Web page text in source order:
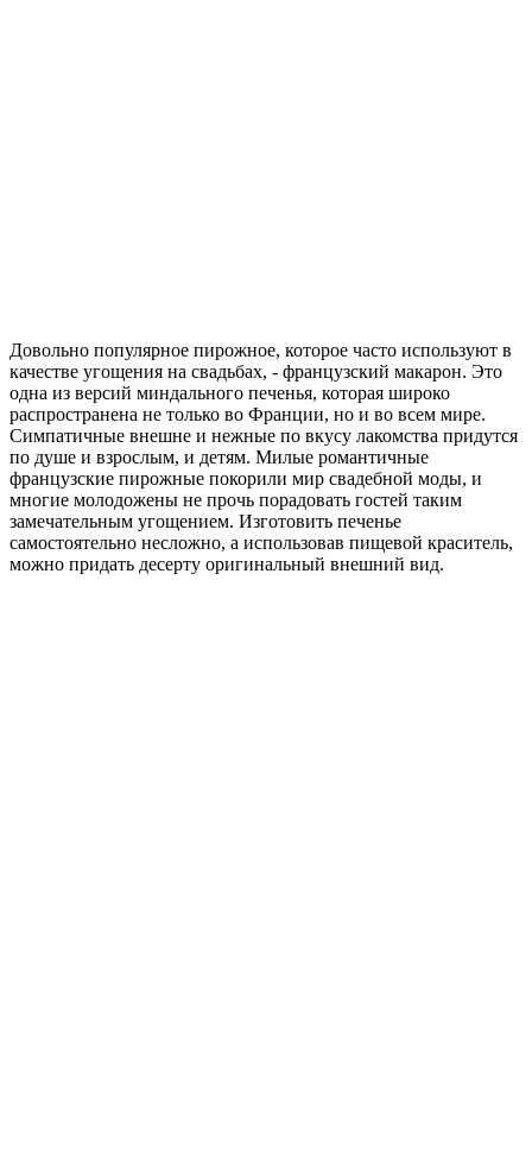
Довольно популярное пирожное, которое часто используют в
качестве угощения на свадьбах, - французский макарон. Это
одна из версий миндального печенья, которая широко
распространена не только во Франции, но и во всем мире.
Симпатичные внешне и нежные по вкусу лакомства придутся
по душе и взрослым, и детям. Милые романтичные
французские пирожные покорили мир свадебной моды, и
многие молодожены не прочь порадовать гостей таким
замечательным угощением. Изготовить печенье
самостоятельно несложно, а использовав пищевой краситель,
можно придать десерту оригинальный внешний вид.